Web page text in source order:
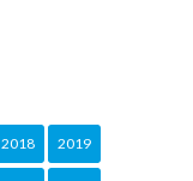
2018 2019